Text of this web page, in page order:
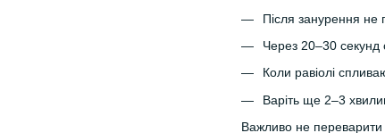
Після занурення
Через 20–30
Коли равіолі
Варіть ще 2–3
Важливо не переварити